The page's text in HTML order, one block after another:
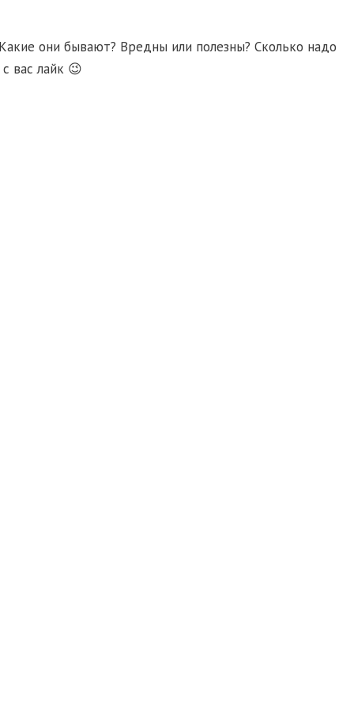
они бывают? Вредны или полезны? Сколько надо
вас лайк 😉